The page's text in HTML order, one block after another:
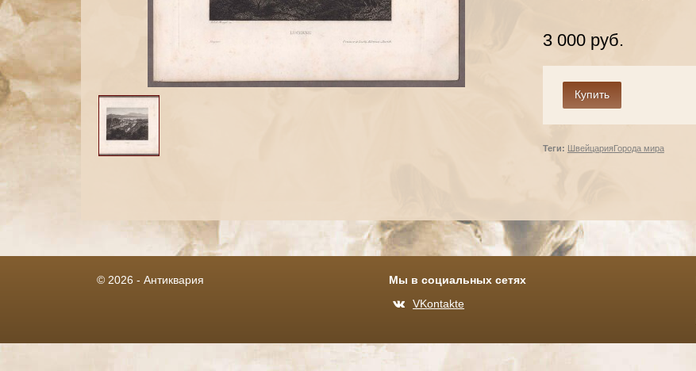
3 000 руб.
Теги: ШвейцарияГорода мира
© 2026 - Антиквария
Мы в социальных сетях
VKontakte